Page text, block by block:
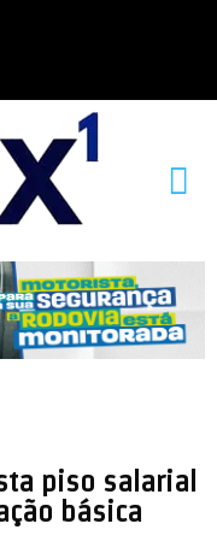
piso salarial
básica